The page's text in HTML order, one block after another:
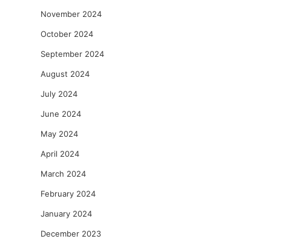
November 2024
October 2024
September 2024
August 2024
July 2024
June 2024
May 2024
April 2024
March 2024
February 2024
January 2024
December 2023